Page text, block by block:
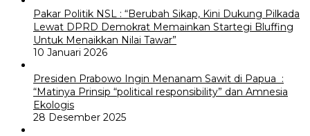
Pakar Politik NSL : “Berubah Sikap, Kini Dukung Pilkada
Lewat DPRD Demokrat Memainkan Startegi Bluffing
Untuk Menaikkan Nilai Tawar”
10 Januari 2026
Presiden Prabowo Ingin Menanam Sawit di Papua :
“Matinya Prinsip “political responsibility” dan Amnesia
Ekologis
28 Desember 2025